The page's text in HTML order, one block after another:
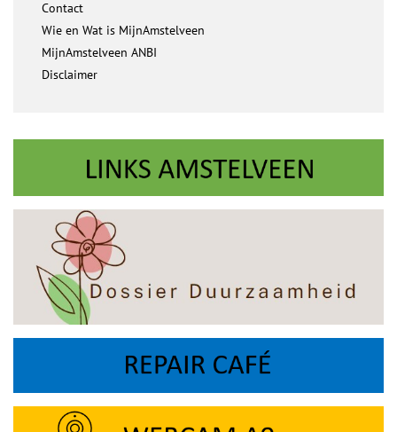
Contact
Wie en Wat is MijnAmstelveen
MijnAmstelveen ANBI
Disclaimer